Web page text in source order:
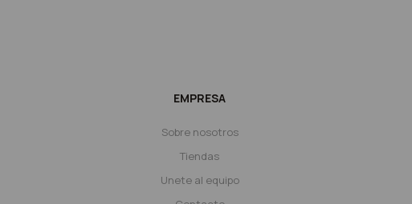
EMPRESA
Sobre nosotros
Tiendas
Unete al equipo